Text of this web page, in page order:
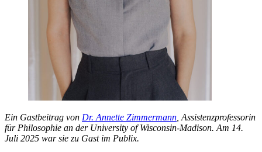
Ein Gastbeitrag von Dr. Annette Zimmermann , Assistenzprofessorin
für Philosophie an der University of Wisconsin-Madison. Am 14.
Juli 2025 war sie zu Gast im Publix.